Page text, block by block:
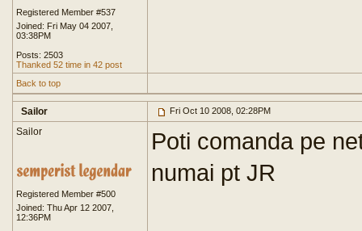
Registered Member #537
Joined: Fri May 04 2007,
03:38PM
Posts: 2503
Thanked 52 time in 42 post
Back to top
Sailor Fri Oct 10 2008, 02:28PM
Sailor
Registered Member #500
Joined: Thu Apr 12 2007,
12:36PM
Poti comanda pe
numai pt JR